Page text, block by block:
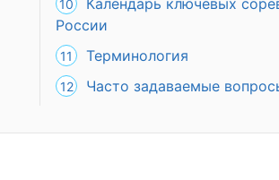
Календарь ключевых
России
Терминология
Часто задаваемые